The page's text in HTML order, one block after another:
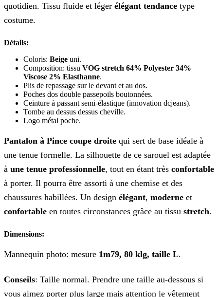
quotidien. Tissu fluide et léger élégant tendance type
costume.
Détails:
Coloris: Beige uni.
Composition: tissu VOG stretch 64% Polyester 34%
Viscose 2% Elasthanne.
Plis de repassage sur le devant et au dos.
Poches dos double passepoils boutonnées.
Ceinture à passant semi-élastique (innovation dcjeans).
Tombe au dessus dessus cheville.
Logo métal poche.
Pantalon à Pince coupe droite qui sert de base idéale à
une tenue formelle. La silhouette de ce sarouel est adaptée
à une tenue professionnelle, tout en étant très confortable
à porter. Il pourra être assorti à une chemise et des
chaussures habillées. Un design élégant, moderne et
confortable en toutes circonstances grâce au tissu stretch.
Dimensions:
Mannequin photo: mesure 1m79, 80 klg, taille L.
Conseils: Taille normal. Prendre une taille au-dessous si
vous aimez porter plus large mais attention le vêtement